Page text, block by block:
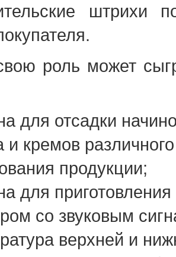
штрихи
роль может
для отсадки
кремов
продукции;
для
со звуковым
верхней и